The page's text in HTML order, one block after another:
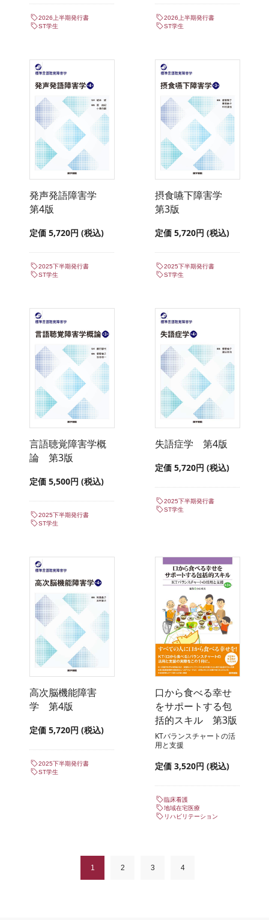
2026上半期発行書
ST学生
2026上半期発行書
ST学生
発声発語障害学
第4版
定価 5,720円 (税込)
2025下半期発行書
ST学生
摂食嚥下障害学
第3版
定価 5,720円 (税込)
2025下半期発行書
ST学生
言語聴覚障害学概
論 第3版
定価 5,500円 (税込)
2025下半期発行書
ST学生
失語症学 第4版
定価 5,720円 (税込)
2025下半期発行書
ST学生
高次脳機能障害
学 第4版
定価 5,720円 (税込)
2025下半期発行書
ST学生
口から食べる幸せ
をサポートする包
括的スキル 第3版
KTバランスチャートの活
用と支援
定価 3,520円 (税込)
臨床看護
地域在宅医療
リハビリテーション
1 2 3 4